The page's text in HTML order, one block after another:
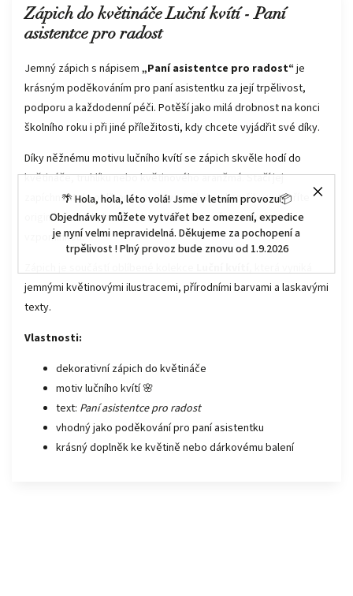
🌴 Hola, hola, léto volá! Jsme v letním provozu📦
Objednávky můžete vytvářet bez omezení, expedice
je nyní velmi nepravidelná. Děkujeme za pochopení a
trpělivost ! Plný provoz bude znovu od 1.9.2026
Zápich do květináče Luční kvítí - Paní
asistentce pro radost
Jemný zápich s nápisem „Paní asistentce pro radost“ je
krásným poděkováním pro paní asistentku za její trpělivost,
podporu a každodenní péči. Potěší jako milá drobnost na konci
školního roku i při jiné příležitosti, kdy chcete vyjádřit své díky.
Díky něžnému motivu lučního kvítí se zápich skvěle hodí do
květináče, truhlíku nebo květinového aranžmá. Stačí jej
zapíchnout do oblíbené rostliny a během okamžiku vytvoříte
originální dárek, který vykouzlí úsměv a zůstane krásnou
vzpomínkou.
jemnými květinovými ilustracemi, přírodními barvami a laskavými
texty.
Vlastnosti:
dekorativní zápich do květináče
motiv lučního kvítí 🌸
text: Paní asistentce pro radost
vhodný jako poděkování pro paní asistentku
krásný doplněk ke květině nebo dárkovému balení